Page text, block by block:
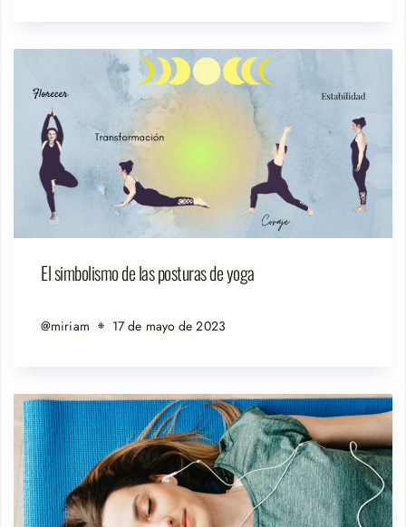
El simbolismo de las posturas de yoga
@miriam 17 de mayo de 2023